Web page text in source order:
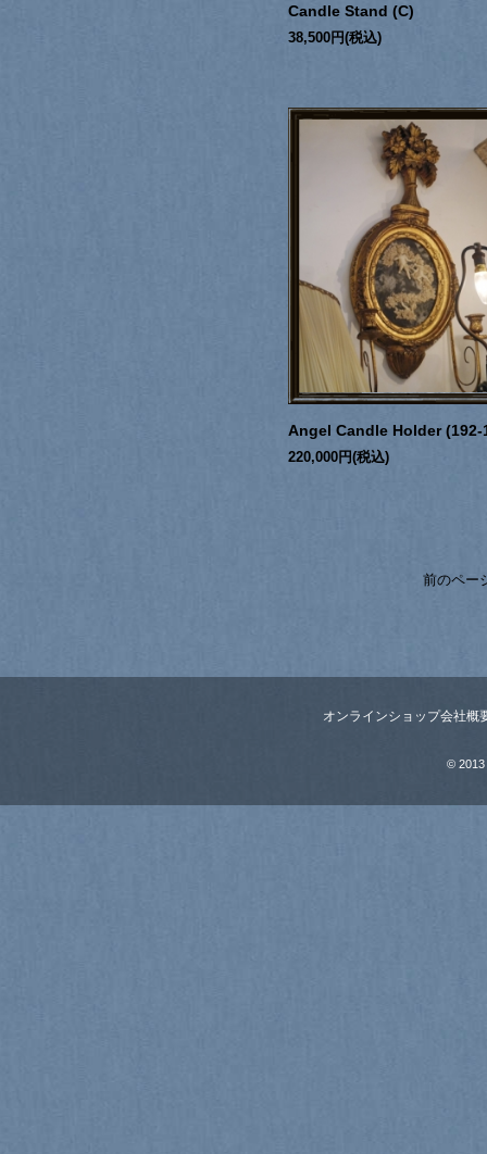
Candle Stand (C)
38,500円(税込)
Angel Candle Holder (192-
220,000円(税込)
前のペー
オンラインショップ会社概
© 2013